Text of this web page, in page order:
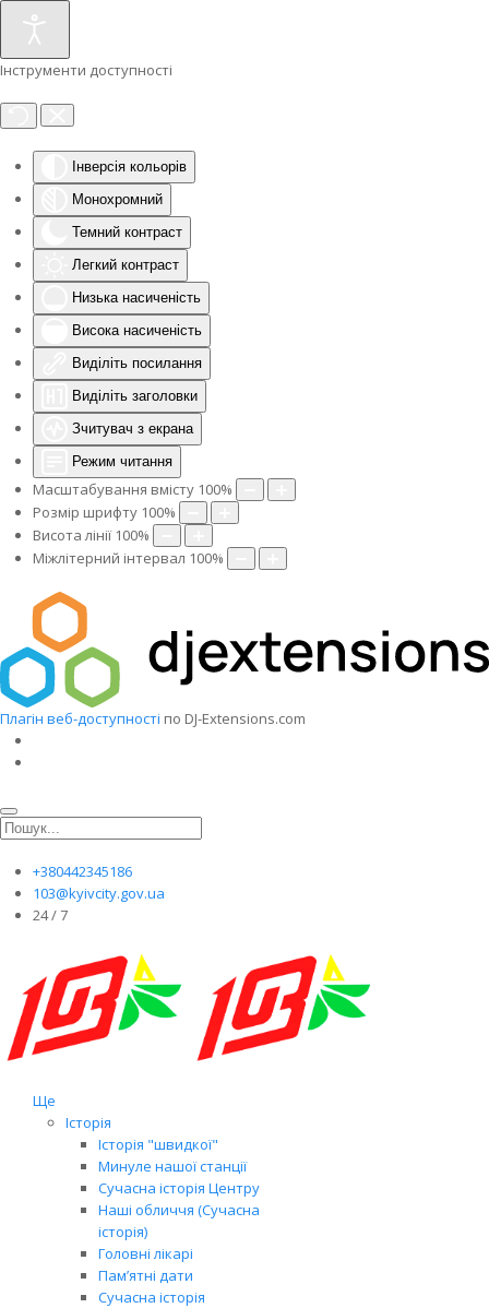
Інструменти доступності
Інверсія кольорів
Монохромний
Темний контраст
Легкий контраст
Низька насиченість
Висока насиченість
Виділіть посилання
Виділіть заголовки
Зчитувач з екрана
Режим читання
Масштабування вмісту 100%
Розмір шрифту 100%
Висота лінії 100%
Міжлітерний інтервал 100%
Плагін веб-доступності по DJ-Extensions.com
+380442345186
103@kyivcity.gov.ua
24 / 7
Ще
Історія
Історія "швидкої"
Минуле нашої станції
Сучасна історія Центру
Наші обличчя (Сучасна
історія)
Головні лікарі
Пам’ятні дати
Сучасна історія